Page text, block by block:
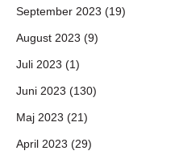
September 2023 (19)
August 2023 (9)
Juli 2023 (1)
Juni 2023 (130)
Maj 2023 (21)
April 2023 (29)